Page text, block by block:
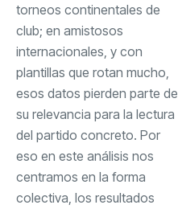
torneos continentales de
club; en amistosos
internacionales, y con
plantillas que rotan mucho,
esos datos pierden parte de
su relevancia para la lectura
del partido concreto. Por
eso en este análisis nos
centramos en la forma
colectiva, los resultados